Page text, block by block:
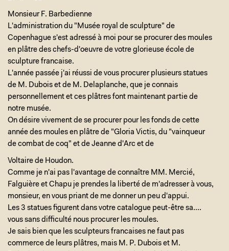
Monsieur F. Barbedienne
L'administration du "Musée royal de sculpture" de
Copenhague s'est adressé à moi pour se procurer des moules
en plâtre des chefs-d'oeuvre de votre glorieuse école de
sculpture francaise.
L'année passée j'ai réussi de vous procurer plusieurs statues
de M. Dubois et de M. Delaplanche, que je connais
personnellement et ces plâtres font maintenant partie de
notre musée.
On désire vivement de se procurer pour les fonds de cette
année des moules en plâtre de "Gloria Victis, du "vainqueur
de combat de coq" et de Jeanne d'Arc et de
Voltaire de Houdon.
Comme je n'ai pas l'avantage de connaître MM. Mercié,
Falguière et Chapu je prendes la liberté de m'adresser à vous,
monsieur, en vous priant de me donner un peu d'appui.
Les 3 statues figurent dans votre catalogue peut-être sa....
vous sans difficulté nous procurer les moules.
Je sais bien que les sculpteurs francaises ne faut pas
commerce de leurs plâtres, mais M. P. Dubois et M.